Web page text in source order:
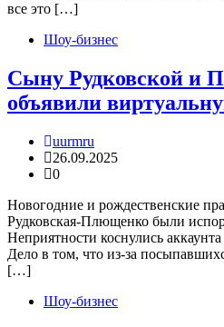
все это […]
Шоу-бизнес
Сыну Рудковской и
объявили
uurmru
26.09.2025
0
Новогодние и рождественские
Рудковская-Плющенко были
Неприятности коснулись
Дело в том, что из-за
[…]
Шоу-бизнес